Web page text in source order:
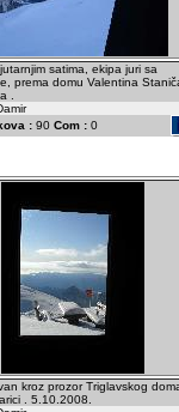
satima, ekipa juri sa
prema domu Valentina
.
:90 Com :0
kroz prozor Triglavskog
. 5.10.2008.